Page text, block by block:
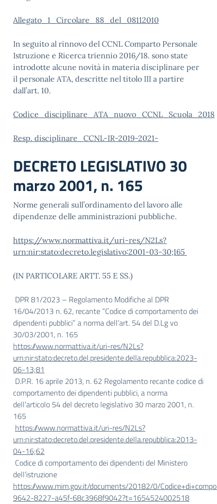
Allegato_1_Circolare_88_del_08112010
In seguito al rinnovo del CCNL Comparto Personale
Istruzione e Ricerca triennio 2016/18. sono state
introdotte alcune novità in materia disciplinare per
il personale ATA, descritte nel titolo III a partire
dall’art. 10.
Codice_disciplinare_ATA_nuovo_CCNL_Scuola_2018
Resp. disciplinare_CCNL-IR-2019-2021-
DECRETO LEGISLATIVO 30
marzo 2001, n. 165
Norme generali sull’ordinamento del lavoro alle
dipendenze delle amministrazioni pubbliche.
https://www.normattiva.it/uri-res/N2Ls?
urn:nir:stato:decreto.legislativo:2001-03-30;165
(IN PARTICOLARE ARTT. 55 E SS.)
DPR 81/2023 – Regolamento Modifiche al DPR
16/04/2013 n. 62, recante “Codice di comportamento dei
dipendenti pubblici” a norma dell’art. 54 del D.Lg vo
30/03/2001, n. 165
https://www.normattiva.it/uri-res/N2Ls?
urn:nir:stato:decreto.del.presidente.della.repubblica:2023-
06-13;81
D.P.R. 16 aprile 2013, n. 62 Regolamento recante codice di
comportamento dei dipendenti pubblici, a norma
dell’articolo 54 del decreto legislativo 30 marzo 2001, n.
165
https://www.normattiva.it/uri-res/N2Ls?
urn:nir:stato:decreto.del.presidente.della.repubblica:2013-
04-16;62
Codice di comportamento dei dipendenti del Ministero
dell’istruzione
https://www.mim.gov.it/documents/20182/0/
9642-8227-a45f-68c3968f9042?t=1654524002518